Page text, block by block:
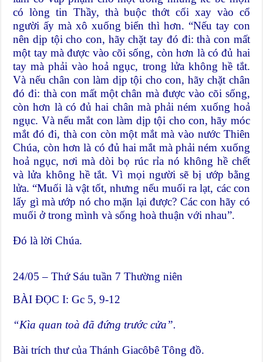
có lòng tin Thầy, thà buộc thớt cối xay vào cổ
người ấy mà xô xuống biển thì hơn. “Nếu tay con
nên dịp tội cho con, hãy chặt tay đó đi: thà con mất
một tay mà được vào cõi sống, còn hơn là có đủ hai
tay mà phải vào hoả ngục, trong lửa không hề tắt.
Và nếu chân con làm dịp tội cho con, hãy chặt chân
đó đi: thà con mất một chân mà được vào cõi sống,
còn hơn là có đủ hai chân mà phải ném xuống hoả
ngục. Và nếu mắt con làm dịp tội cho con, hãy móc
mắt đó đi, thà con còn một mắt mà vào nước Thiên
Chúa, còn hơn là có đủ hai mắt mà phải ném xuống
hoả ngục, nơi mà dòi bọ rúc rỉa nó không hề chết
và lửa không hề tắt. Vì mọi người sẽ bị ướp bằng
lửa. “Muối là vật tốt, nhưng nếu muối ra lạt, các con
lấy gì mà ướp nó cho mặn lại được? Các con hãy có
muối ở trong mình và sống hoà thuận với nhau”.
Đó là lời Chúa.
24/05 – Thứ Sáu tuần 7 Thường niên
BÀI ĐỌC I: Gc 5, 9-12
“Kìa quan toà đã đứng trước cửa”.
Bài trích thư của Thánh Giacôbê Tông đồ.